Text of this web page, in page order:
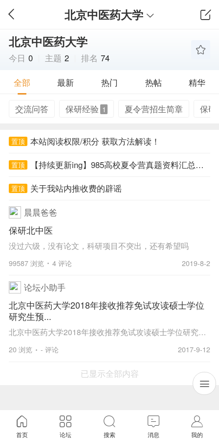
北京中医药大学
北京中医药大学
今日 0 主题 2 排名 74
全部 最新 热门 热帖 精华
交流问答 保研经验 1 夏令营招生简章 保研
置顶 本站阅读权限/积分 获取方法解读！
置顶 【持续更新ing】985高校夏令营真题资料汇总帖！
置顶 关于我站内推收费的辟谣
晨晨爸爸
保研北中医
没过六级，没有论文，科研项目不突出，还有希望吗
99587 浏览 4 评论 2019-8-2
论坛小助手
北京中医药大学2018年接收推荐免试攻读硕士学位
研究生预...
北京中医药大学2018年接收推荐免试攻读硕士学位研究生预通知 各位考生：根据《教育部办公厅关于进一步加强推荐优秀应届本科毕业生免试攻读研究生工作的通知》文件精神，现将我校2018年推荐免试攻读硕士学位研究生工作通知如下： 一、组织实施 2018年推荐免...
20 浏览 - 评论 2017-9-12
已显示全部内容
首页 论坛 搜索 消息 我的